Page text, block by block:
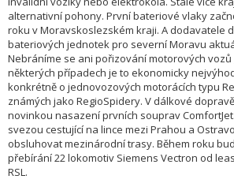
alternativní pohony. První bateriové vlaky
roku v Moravskoslezském kraji. A dodavatele
bateriových jednotek pro severní Moravu
Nebráníme se ani pořizování motorových vozů
některých případech je to ekonomicky
konkrétně o jednovozových motorácích typu
známých jako RegioSpidery. V dálkové
novinkou nasazení prvních souprav
svezou cestující na lince mezi Prahou a
obsluhovat mezinárodní trasy. Během roku
přebírání 22 lokomotiv Siemens Vectron od
RSL.